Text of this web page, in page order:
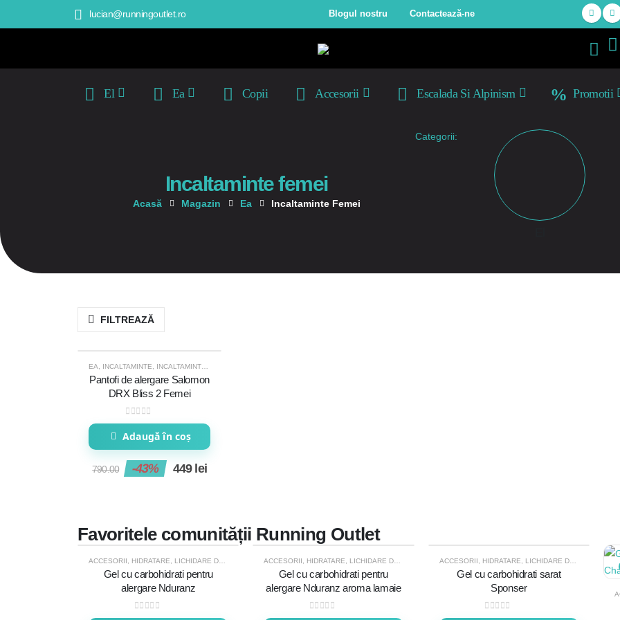
lucian@runningoutlet.ro Blogul nostru Contactează-ne
El Ea Copii Accesorii Escalada Si Alpinism Promotii
Incaltaminte femei
Acasă Magazin Ea Incaltaminte Femei
Categorii:
FILTREAZĂ
EA, INCALTAMINTE, INCALTAMINTE ALERGARE SOSEA
Pantofi de alergare Salomon
DRX Bliss 2 Femei
0out of 5
Adaugă în coș
790.00 -43% 449 lei
Favoritele comunității Running Outlet
ACCESORII HIDRATARE LICHIDARE DE STOC
Gel cu carbohidrati pentru
alergare Nduranz
0out of 5
ACCESORII HIDRATARE LICHIDARE DE STOC
Gel cu carbohidrati pentru
alergare Nduranz aroma lamaie
0out of 5
ACCESORII HIDRATARE LICHIDARE DE STOC
Gel cu carbohidrati sarat
Sponser
0out of 5